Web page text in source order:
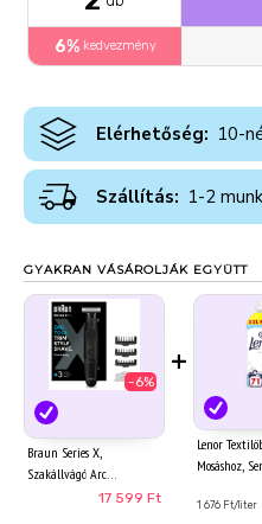
6%kedvezmény
Elérhetőség: 10-
Szállítás: 1-2
GYAKRAN VÁSÁROLJÁK EGYÜTT
-6%
Braun Series X,
Szakállvágó Arc
Szőrtelenítéshez, XT3100
17 599 Ft
+
Lenor
Mosáshoz,
1 676 Ft/liter